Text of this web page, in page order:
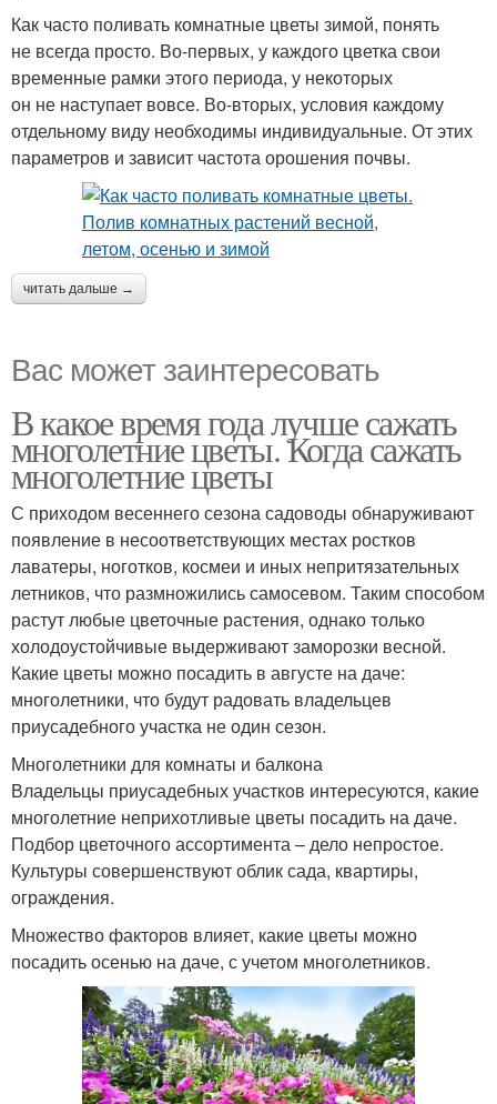
Как часто поливать комнатные цветы зимой, понять
не всегда просто. Во-первых, у каждого цветка свои
временные рамки этого периода, у некоторых
он не наступает вовсе. Во-вторых, условия каждому
отдельному виду необходимы индивидуальные. От этих
параметров и зависит частота орошения почвы.
читать дальше →
Вас может заинтересовать
В какое время года лучше сажать
многолетние цветы. Когда сажать
многолетние цветы
С приходом весеннего сезона садоводы обнаруживают
появление в несоответствующих местах ростков
лаватеры, ноготков, космеи и иных непритязательных
летников, что размножились самосевом. Таким способом
растут любые цветочные растения, однако только
холодоустойчивые выдерживают заморозки весной.
Какие цветы можно посадить в августе на даче:
многолетники, что будут радовать владельцев
приусадебного участка не один сезон.
Многолетники для комнаты и балкона
Владельцы приусадебных участков интересуются, какие
многолетние неприхотливые цветы посадить на даче.
Подбор цветочного ассортимента – дело непростое.
Культуры совершенствуют облик сада, квартиры,
ограждения.
Множество факторов влияет, какие цветы можно
посадить осенью на даче, с учетом многолетников.